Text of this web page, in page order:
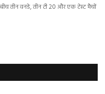
तीन वनडे, तीन टी 20 और एक टेस्ट मैचों